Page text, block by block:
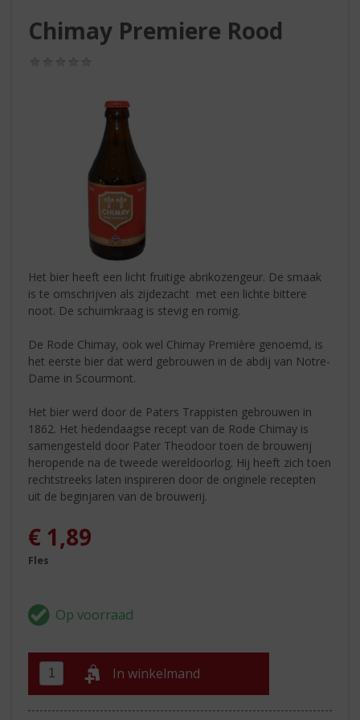
Chimay Premiere Rood
Het bier heeft een licht fruitige abrikozengeur. De smaak
is te omschrijven als zijdezacht met een lichte bittere
noot. De schuimkraag is stevig en romig.
De Rode Chimay, ook wel Chimay Première genoemd, is
het eerste bier dat werd gebrouwen in de abdij van Notre-
Dame in Scourmont.
Het bier werd door de Paters Trappisten gebrouwen in
1862. Het hedendaagse recept van de Rode Chimay is
samengesteld door Pater Theodoor toen de brouwerij
heropende na de tweede wereldoorlog. Hij heeft zich toen
rechtstreeks laten inspireren door de originele recepten
uit de beginjaren van de brouwerij.
€ 1,89
Fles
In winkelmand